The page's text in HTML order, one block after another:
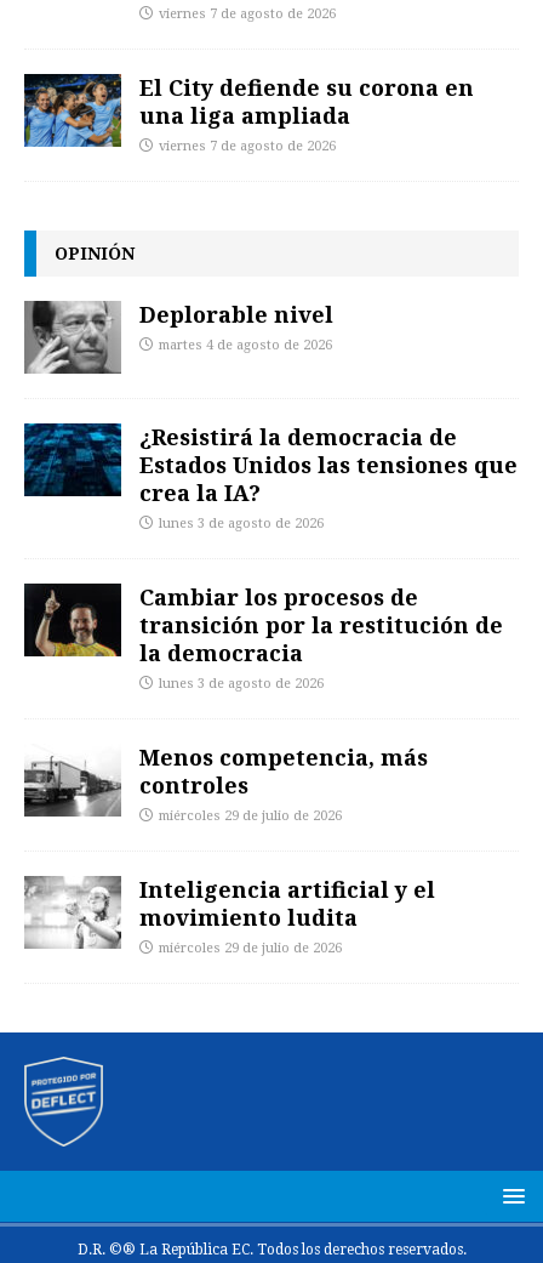
viernes 7 de agosto de 2026
El City defiende su corona en
una liga ampliada
viernes 7 de agosto de 2026
OPINIÓN
Deplorable nivel
martes 4 de agosto de 2026
¿Resistirá la democracia de
Estados Unidos las tensiones que
crea la IA?
lunes 3 de agosto de 2026
Cambiar los procesos de
transición por la restitución de
la democracia
lunes 3 de agosto de 2026
Menos competencia, más
controles
miércoles 29 de julio de 2026
Inteligencia artificial y el
movimiento ludita
miércoles 29 de julio de 2026
D.R. ©® La República EC. Todos los derechos reservados.